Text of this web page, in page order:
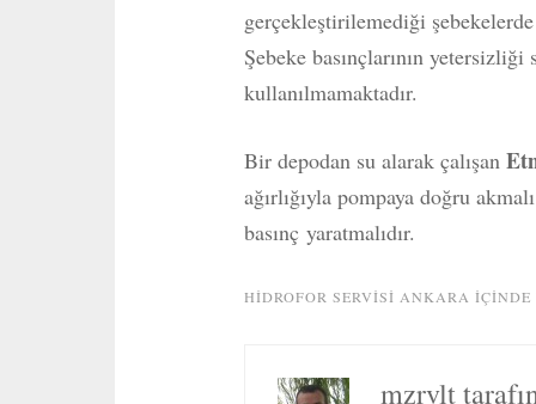
gerçekleştirilemediği
Şebeke basınçlarının
kullanılmamaktadır.
Bir depodan su alarak çalışan
ağırlığıyla pompaya doğru
basınç yaratmalıdır.
HIDROFOR SERVISI ANKARA
mzrvlt